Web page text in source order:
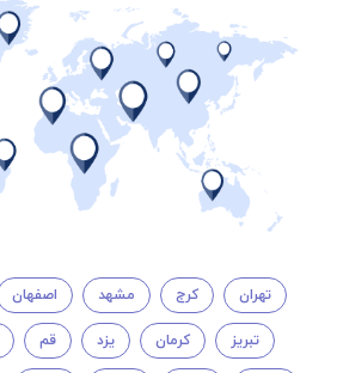
تهران کرج مشهد اصفهان
تبریز کرمان یزد قم